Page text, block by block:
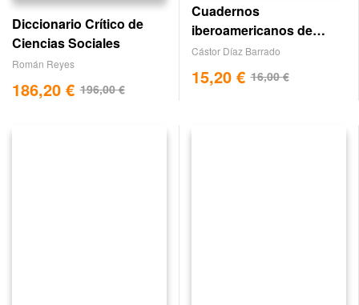
Diccionario Crítico de
Ciencias Sociales
Román Reyes
196,00€
186,20 €
Cuadernos
iberoamericanos de
integración. nº 5
Cástor Díaz Barrado
16,00€
15,20 €